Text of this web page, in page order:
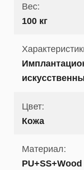
Вес:
100 кг
Цвет:
Кожа
Материал:
PU+SS+Wood